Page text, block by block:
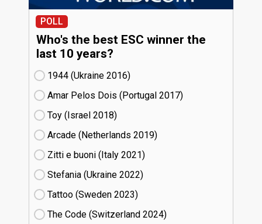
POLL
Who's the best ESC winner the
last 10 years?
1944 (Ukraine
16)
Amar Pelos Dois (Portugal
17)
Toy (Israel
18)
Arcade (Netherlands
19)
Zitti e buoni​ (Italy
21)
Stefania (Ukraine
22)
Tattoo (Sweden
23)
The Code (Switzerland
24)